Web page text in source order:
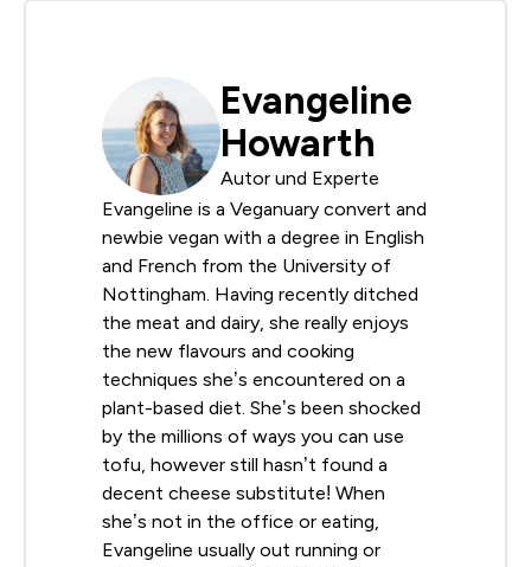
Evangeline
Howarth
Autor und Experte
Evangeline is a Veganuary convert and
newbie vegan with a degree in English
and French from the University of
Nottingham. Having recently ditched
the meat and dairy, she really enjoys
the new flavours and cooking
techniques she’s encountered on a
plant-based diet. She’s been shocked
by the millions of ways you can use
tofu, however still hasn’t found a
decent cheese substitute! When
she’s not in the office or eating,
Evangeline usually out running or